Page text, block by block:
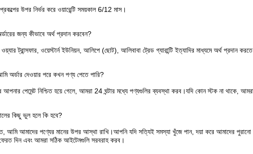
প্রকল্পের উপর নির্ভর করে ওয়ারেন্টি সময়কাল 6/12 মাস।
জন্য কীভাবে অর্থ প্রদান করবেন?
ট্রান্সফার, ওয়েস্টার্ন ইউনিয়ন, আলিপে (ছোট), আলিবাবা ট্রেড গ্যারান্টি ইত্যাদির মাধ্যমে অর্থ প্রদান
অর্ডার দেওয়ার পরে কখন পণ্য পেতে পারি?
আপনার পেমেন্ট নিশ্চিত হয়ে গেলে, আমরা 24 ঘন্টার মধ্যে পণ্যগুলির ব্যবস্থা করব।যদি কোন স্টক না থাকে,
কিছু ভুল হলে কি হবে?
আমি আমাদের পণ্যের মানের উপর আস্থা রাখি।আপনি যদি সত্যিই সমস্যা খুঁজে পান, দয়া করে আমাদের
দিন এবং আমরা সঠিক আইটেমগুলি সরবরাহ করব।